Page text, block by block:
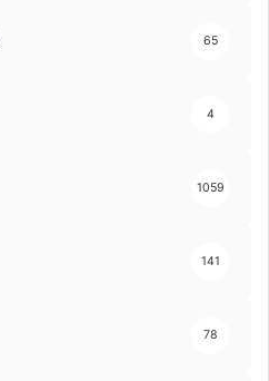
65
4
1059
141
78